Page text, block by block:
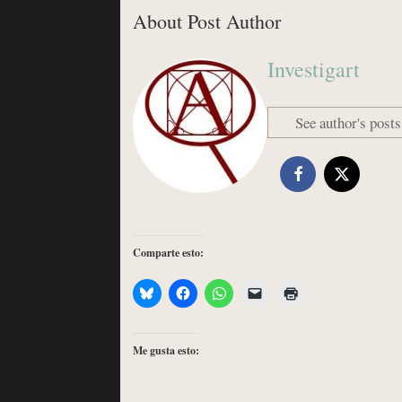
About Post Author
Investigart
See author's posts
Comparte esto:
Me gusta esto: